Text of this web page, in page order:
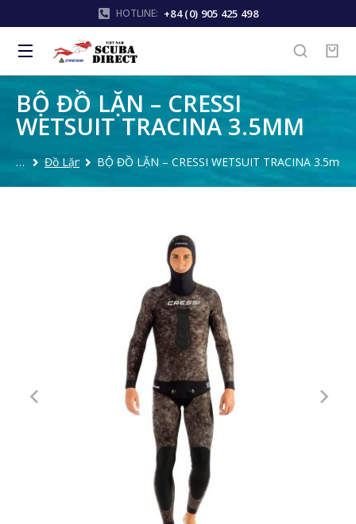
HOTLINE: +84 (0) 905 425 498
BỘ ĐỒ LẶN – CRESSI
WETSUIT TRACINA 3.5MM
You are here:
Đồ Lặn BỘ ĐỒ LẶN – CRESSI WETSUIT TRACINA 3.5mm